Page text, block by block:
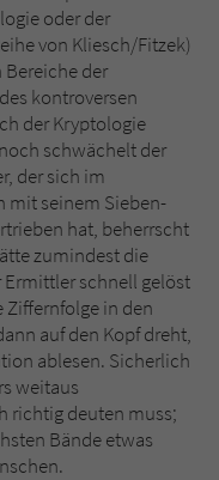
oder der
von Kliesch/Fitzek)
der
kontroversen
der Kryptologie
schwächelt der
der sich im
mit seinem Sieben-
hat, beherrscht
zumindest die
schnell gelöst
in den
auf den Kopf dreht,
ablesen. Sicherlich
weitaus
richtig deuten muss;
Bände etwas